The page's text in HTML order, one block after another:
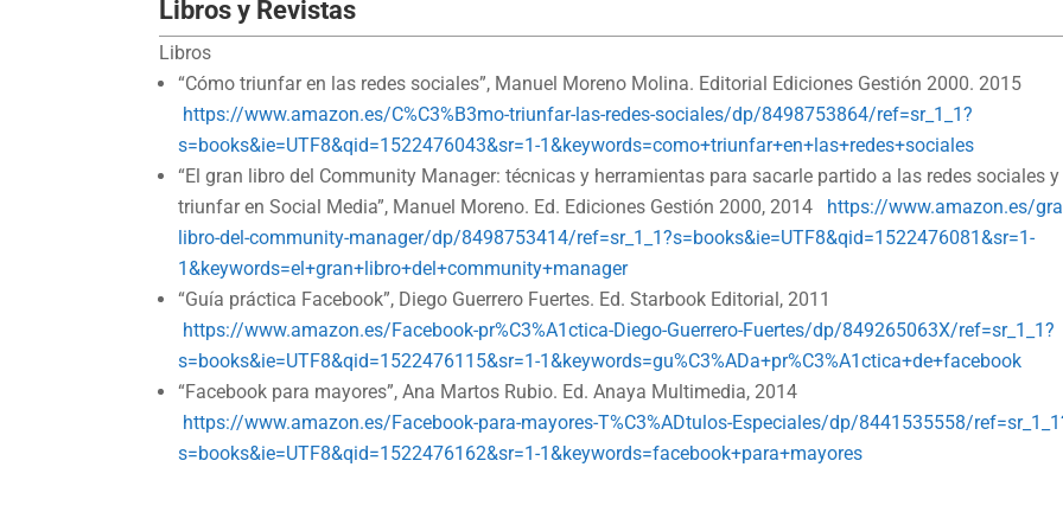
Libros y Revistas
Libros
“Cómo triunfar en las redes sociales”, Manuel Moreno Molina. Editorial Ediciones Gestión 2000. 2015
https://www.amazon.es/C%C3%B3mo-triunfar-las-redes-sociales/dp/8498753864/ref=sr_1_1?
s=books&ie=UTF8&qid=1522476043&sr=1-1&keywords=como+triunfar+en+las+redes+sociales
“El gran libro del Community Manager: técnicas y herramientas para sacarle partido a las redes sociales y
triunfar en Social Media”, Manuel Moreno. Ed. Ediciones Gestión 2000, 2014
https://www.amazon.es/
libro-del-community-manager/dp/8498753414/ref=sr_1_1?s=books&ie=UTF8&qid=1522476081&sr=1-
1&keywords=el+gran+libro+del+community+manager
“Guía práctica Facebook”, Diego Guerrero Fuertes. Ed. Starbook Editorial, 2011
https://www.amazon.es/Facebook-pr%C3%A1ctica-Diego-Guerrero-Fuertes/dp/849265063X/ref=sr_1_1?
s=books&ie=UTF8&qid=1522476115&sr=1-1&keywords=gu%C3%ADa+pr%C3%A1ctica+de+facebook
“Facebook para mayores”, Ana Martos Rubio. Ed. Anaya Multimedia, 2014
https://www.amazon.es/Facebook-para-mayores-T%C3%ADtulos-Especiales/dp/8441535558/
s=books&ie=UTF8&qid=1522476162&sr=1-1&keywords=facebook+para+mayores